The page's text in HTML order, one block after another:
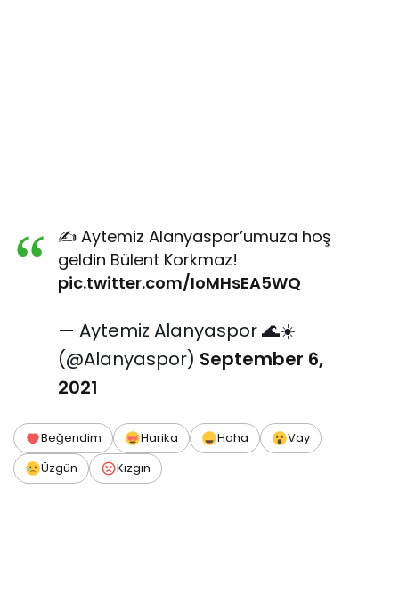
✍️ Aytemiz Alanyaspor’umuza hoş
geldin Bülent Korkmaz!
pic.twitter.com/IoMHsEA5WQ
— Aytemiz Alanyaspor 🌊☀️
(@Alanyaspor) September 6,
2021
Beğendim Harika Haha
Vay
Üzgün
Kızgın